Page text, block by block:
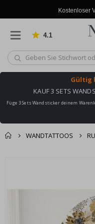
Kostenloser
4.1
Gültig
KAUF 3 SETS
Füge 3 Sets Wandsticker deinem
WANDTATTOOS